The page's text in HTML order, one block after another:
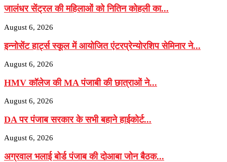
जालंधर सेंट्रल की महिलाओं को नितिन कोहली का...
August 6, 2026
इन्नोसेंट हार्ट्स स्कूल में आयोजित एंटरप्रेन्योरशिप सेमिनार ने...
August 6, 2026
HMV कॉलेज की MA पंजाबी की छात्राओं ने...
August 6, 2026
DA पर पंजाब सरकार के सभी बहाने हाईकोर्ट...
August 6, 2026
अग्रवाल भलाई बोर्ड पंजाब की दोआबा जोन बैठक...